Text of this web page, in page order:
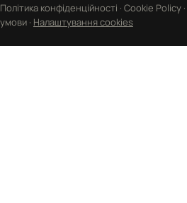
Політика конфіденційності · Cookie Policy ·
умови · Налаштування cookies